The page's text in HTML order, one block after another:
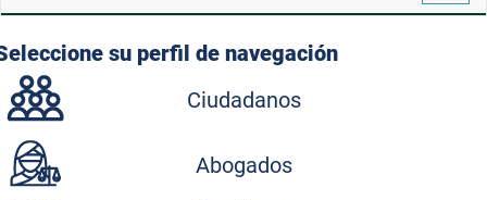
su perfil de navegación
Ciudadanos
Abogados